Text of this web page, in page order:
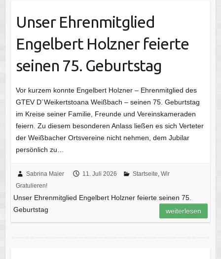
Unser Ehrenmitglied
Engelbert Holzner feierte
seinen 75. Geburtstag
Vor kurzem konnte Engelbert Holzner – Ehrenmitglied des
GTEV D´Weikertstoana Weißbach – seinen 75. Geburtstag
im Kreise seiner Familie, Freunde und Vereinskameraden
feiern. Zu diesem besonderen Anlass ließen es sich Verteter
der Weißbacher Ortsvereine nicht nehmen, dem Jubilar
persönlich zu…
Sabrina Maier 11. Juli 2026 Startseite Wir
Gratulieren!
Unser Ehrenmitglied Engelbert Holzner feierte seinen 75.
Geburtstag
weiterlesen